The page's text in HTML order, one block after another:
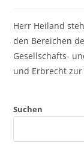
Herr Heiland
den Bereichen
Gesellschafts-
und Erbrecht
Suchen